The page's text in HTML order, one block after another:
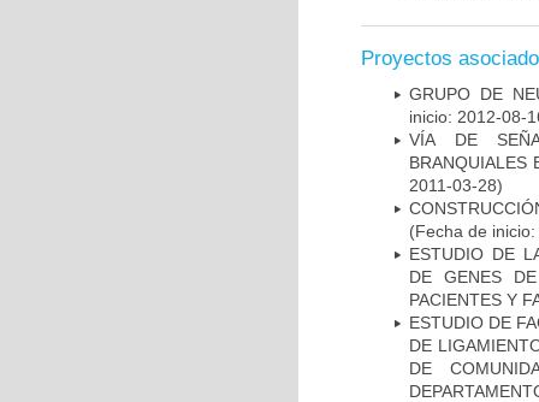
Proyectos
GRUPO DE
inicio: 2012-08-
VÍA DE
BRANQUIALES
2011-03-28)
(Fecha de
ESTUDIO DE
DE GENES
PACIENTES Y
ESTUDIO DE
DE
DE